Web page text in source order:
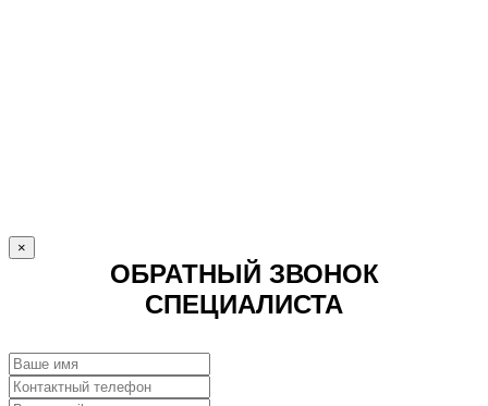
×
ОБРАТНЫЙ ЗВОНОК
СПЕЦИАЛИСТА